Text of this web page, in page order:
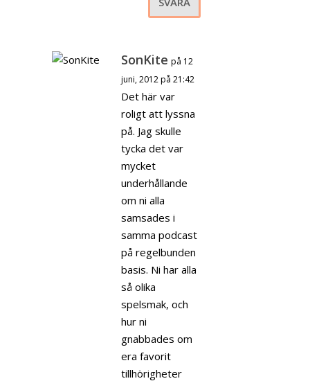
SonKite på 12
juni, 2012 på 21:42
Det här var
roligt att lyssna
på. Jag skulle
tycka det var
mycket
underhållande
om ni alla
samsades i
samma podcast
på regelbunden
basis. Ni har alla
så olika
spelsmak, och
hur ni
gnabbades om
era favorit
tillhörigheter